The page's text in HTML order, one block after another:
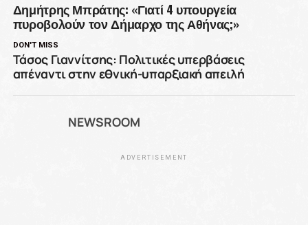
Δημήτρης Μπράτης: «Γιατί 4 υπουργεία
πυροβολούν τον Δήμαρχο της Αθήνας;»
DON'T MISS
Τάσος Γιαννίτσης: Πολιτικές υπερβάσεις
απέναντι στην εθνική-υπαρξιακή απειλή
NEWSROOM
ADVERTISEMENT